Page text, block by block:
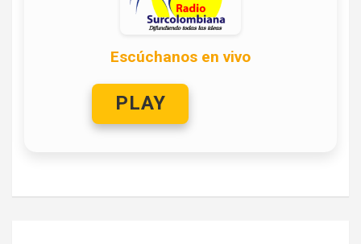
Escúchanos en vivo
PLAY